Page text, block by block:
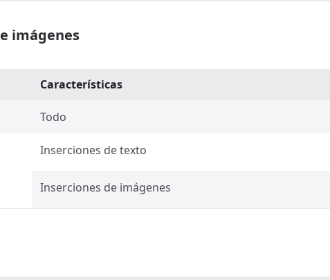
imágenes
Características
Todo
Inserciones de texto
Inserciones de imágenes